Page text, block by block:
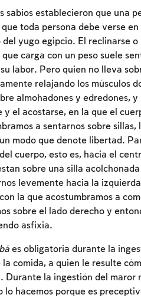
sabios establecieron que una
toda persona debe verse
del yugo egipcio. El reclinarse
que carga con un peso suele
labor. Pero quien no lleva
relajando los músculos
almohadones y edredones, y
y el acostarse, en la que el
a sentarnos sobre sillas,
modo que denote libertad.
cuerpo, esto es, hacia el
sobre una silla
levemente hacia la
la que acostumbramos a
sobre el lado derecho y
asfixia.
es obligatoria durante la
la comida, a quien le resulte
Durante la ingestión del
lo hacemos porque es
Para marcar lo
Inscripcion